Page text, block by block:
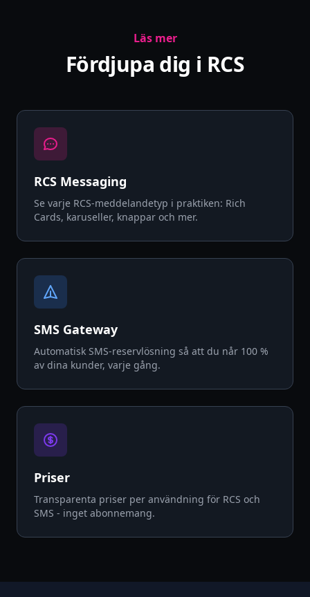
Läs mer
Fördjupa dig i RCS
RCS Messaging
Se varje RCS-meddelandetyp i praktiken: Rich
Cards, karuseller, knappar och mer.
SMS Gateway
Automatisk SMS-reservlösning så att du når 100 %
av dina kunder, varje gång.
Priser
Transparenta priser per användning för RCS och
SMS - inget abonnemang.